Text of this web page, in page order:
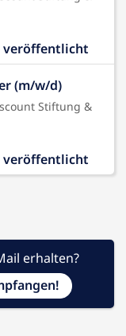
veröffentlicht
(m/w/d)
Stiftung &
veröffentlicht
erhalten?